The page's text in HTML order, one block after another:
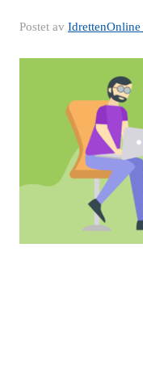
Postet av IdrettenOnline